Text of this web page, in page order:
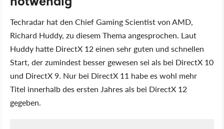
Techradar hat den Chief Gaming Scientist von AMD,
Richard Huddy, zu diesem Thema angesprochen. Laut
Huddy hatte DirectX 12 einen sehr guten und schnellen
Start, der zumindest besser gewesen sei als bei DirectX 10
und DirectX 9. Nur bei DirectX 11 habe es wohl mehr
Titel innerhalb des ersten Jahres als bei DirectX 12
gegeben.